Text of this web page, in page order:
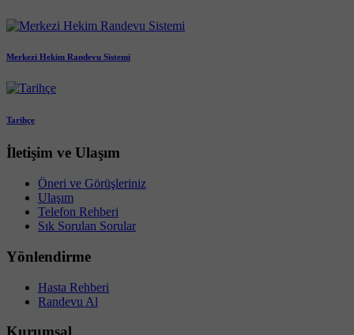
Merkezi Hekim Randevu Sistemi
Tarihçe
İletişim ve Ulaşım
Öneri ve Görüşleriniz
Ulaşım
Telefon Rehberi
Sık Sorulan Sorular
Yönlendirme
Hasta Rehberi
Randevu Al
Kurumsal